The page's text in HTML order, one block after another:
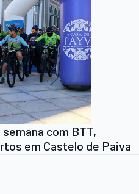
com BTT,
em Castelo de Paiva